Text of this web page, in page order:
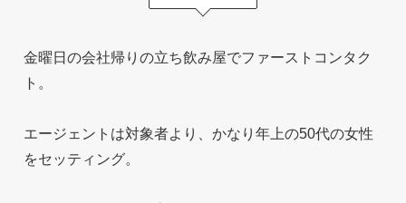
金曜日の会社帰りの立ち飲み屋でファーストコンタク
ト。
エージェントは対象者より、かなり年上の50代の女性
をセッティング。